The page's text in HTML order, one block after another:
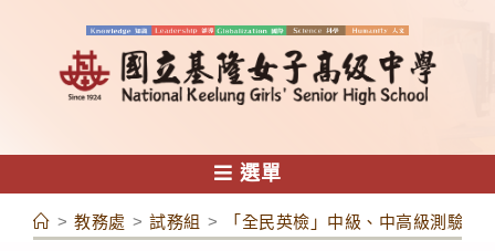
容
選單
> 教務處 > 試務組 > 「全民英檢」中級、中高級測驗